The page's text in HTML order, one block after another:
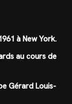
à New York.
au cours de
Gérard Louis-